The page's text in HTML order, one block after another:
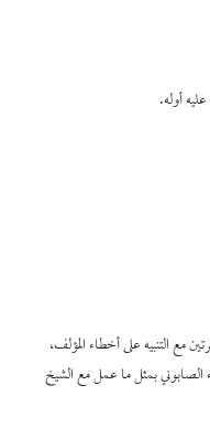
أوله.
مع التنبيه على أخطاء المؤلف،
بمثل ما عمل مع الشيخ